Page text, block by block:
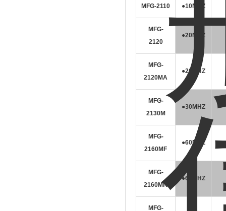
MFG-2110 ●10MHZ
MFG-
2120
●20MHZ
MFG-
2120MA
●20MHZ
MFG-
2130M
●30MHZ
MFG-
2160MF
●60MHZ
MFG-
2160MR
●60MHZ
MFG-